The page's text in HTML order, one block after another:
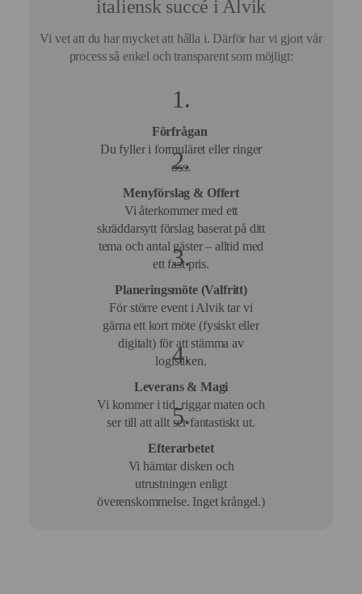
italiensk succé i Alvik
Vi vet att du har mycket att hålla i. Därför har vi gjort vår
process så enkel och transparent som möjligt:
Förfrågan
Du fyller i formuläret eller ringer
oss.
Menyförslag & Offert
Vi återkommer med ett
skräddarsytt förslag baserat på ditt
tema och antal gäster – alltid med
ett fast pris.
Planeringsmöte (Valfritt)
För större event i Alvik tar vi
gärna ett kort möte (fysiskt eller
digitalt) för att stämma av
logistiken.
Leverans & Magi
Vi kommer i tid, riggar maten och
ser till att allt ser fantastiskt ut.
Efterarbetet
Vi hämtar disken och
utrustningen enligt
överenskommelse. Inget krångel.)